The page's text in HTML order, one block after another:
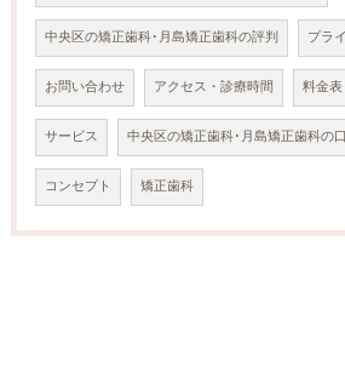
中央区の矯正歯科･月島矯正歯科の評判 プラ
お問い合わせ アクセス・診療時間 料金表
サービス 中央区の矯正歯科･月島矯正歯科の
コンセプト 矯正歯科